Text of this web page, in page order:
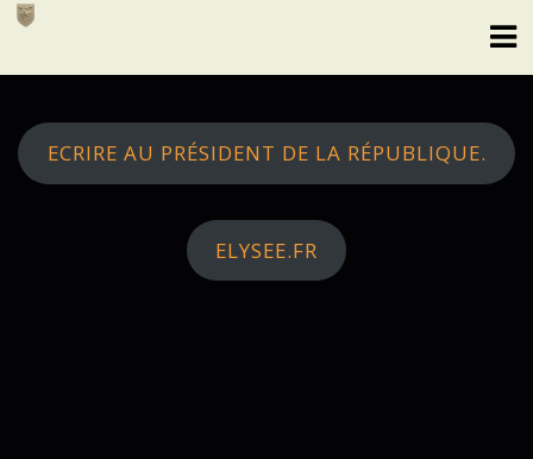
Skip
ECRIRE AU PRÉSIDENT DE LA RÉPUBLIQUE.
ELYSEE.FR